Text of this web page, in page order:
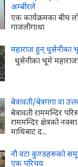
अम्बीरले
एक कार्यक्रमका बीच
गाजलीगाथा
महाराज हुन् धुसेनीका
धुसेनीका भूमे
बेत्रावती/बेत्रगंगा वा
बेत्रावती राममन्दिर
राममन्दिर क्षेत्रको
माथिबाट द...
नौ वटा कुण्डहरूको
एक परिचय